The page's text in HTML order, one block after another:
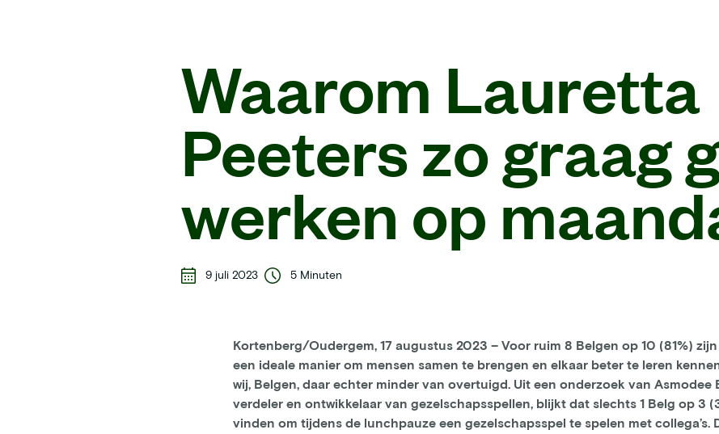
Waarom Lauretta
Peeters zo graag
werken op
9 juli 2023 5 Minuten
Kortenberg/Oudergem, 17 augustus 2023 – Voor ruim 8 Belgen op 10 (81%)
een ideale manier om mensen samen te brengen en elkaar beter te leren
wij, Belgen, daar echter minder van overtuigd. Uit een onderzoek van Asmodee
verdeler en ontwikkelaar van gezelschapsspellen, blijkt dat slechts 1 Belg op 3
vinden om tijdens de lunchpauze een gezelschapsspel te spelen met collega’s.